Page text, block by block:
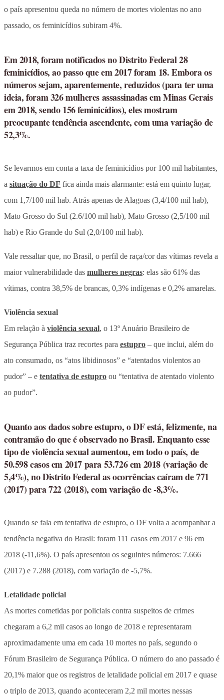
o país apresentou queda no número de mortes violentas no ano
passado, os feminicídios subiram 4%.
Em 2018, foram notificados no Distrito Federal 28
feminicídios, ao passo que em 2017 foram 18. Embora os
números sejam, aparentemente, reduzidos (para ter uma
ideia, foram 326 mulheres assassinadas em Minas Gerais
em 2018, sendo 156 feminicídios), eles mostram
preocupante tendência ascendente, com uma variação de
52,3%.
Se levarmos em conta a taxa de feminicídios por 100 mil habitantes,
a situação do DF fica ainda mais alarmante: está em quinto lugar,
com 1,7/100 mil hab. Atrás apenas de Alagoas (3,4/100 mil hab),
Mato Grosso do Sul (2.6/100 mil hab), Mato Grosso (2,5/100 mil
hab) e Rio Grande do Sul (2,0/100 mil hab).
Vale ressaltar que, no Brasil, o perfil de raça/cor das vítimas revela a
maior vulnerabilidade das mulheres negras: elas são 61% das
vítimas, contra 38,5% de brancas, 0,3% indígenas e 0,2% amarelas.
Violência sexual
Em relação à violência sexual, o 13º Anuário Brasileiro de
Segurança Pública traz recortes para estupro – que inclui, além do
ato consumado, os “atos libidinosos” e “atentados violentos ao
pudor” – e tentativa de estupro ou “tentativa de atentado violento
ao pudor”.
Quanto aos dados sobre estupro, o DF está, felizmente, na
contramão do que é observado no Brasil. Enquanto esse
tipo de violência sexual aumentou, em todo o país, de
50.598 casos em 2017 para 53.726 em 2018 (variação de
5,4%), no Distrito Federal as ocorrências caíram de 771
(2017) para 722 (2018), com variação de -8,3%.
Quando se fala em tentativa de estupro, o DF volta a acompanhar a
tendência negativa do Brasil: foram 111 casos em 2017 e 96 em
2018 (-11,6%). O país apresentou os seguintes números: 7.666
(2017) e 7.288 (2018), com variação de -5,7%.
Letalidade policial
As mortes cometidas por policiais contra suspeitos de crimes
chegaram a 6,2 mil casos ao longo de 2018 e representaram
aproximadamente uma em cada 10 mortes no país, segundo o
Fórum Brasileiro de Segurança Pública. O número do ano passado é
20,1% maior que os registros de letalidade policial em 2017 e quase
o triplo de 2013, quando aconteceram 2,2 mil mortes nessas